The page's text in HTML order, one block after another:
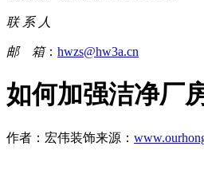
联 系 人
邮 箱： hwzs@hw3a.cn
如何加强洁净厂
作者：宏伟装饰来源：